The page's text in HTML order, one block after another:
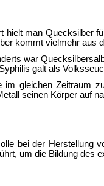
hielt man Quecksilber
kommt vielmehr aus
war
galt als
im gleichen Zeitraum
seinen Körper auf
bei der Herstellung
um die Bildung des